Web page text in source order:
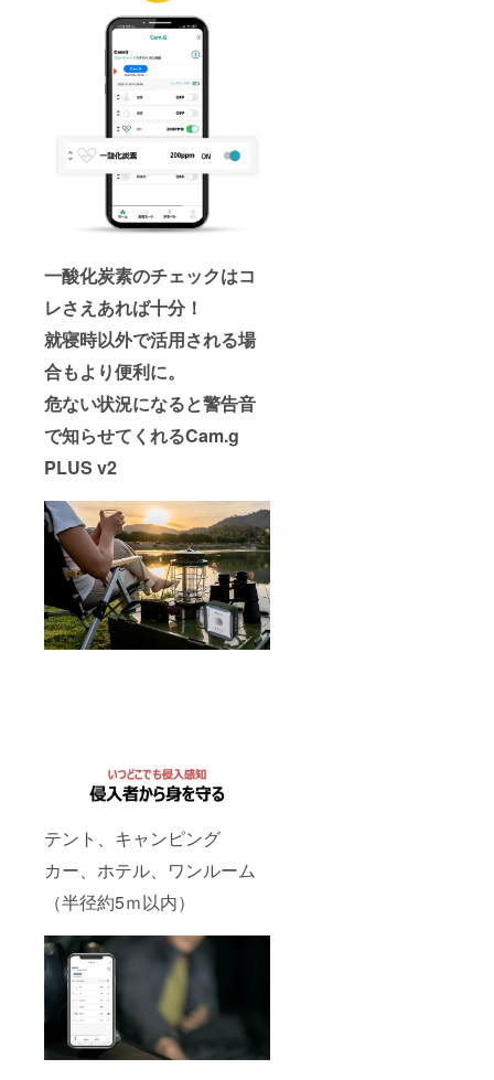
一酸化炭素のチェックはコ
レさえあれば十分！
就寝時以外で活用される場
合もより便利に。
危ない状況になると警告音
で知らせてくれるCam.g
PLUS v2
テント、キャンピング
カー、ホテル、ワンルーム
（半径約5ｍ以内）